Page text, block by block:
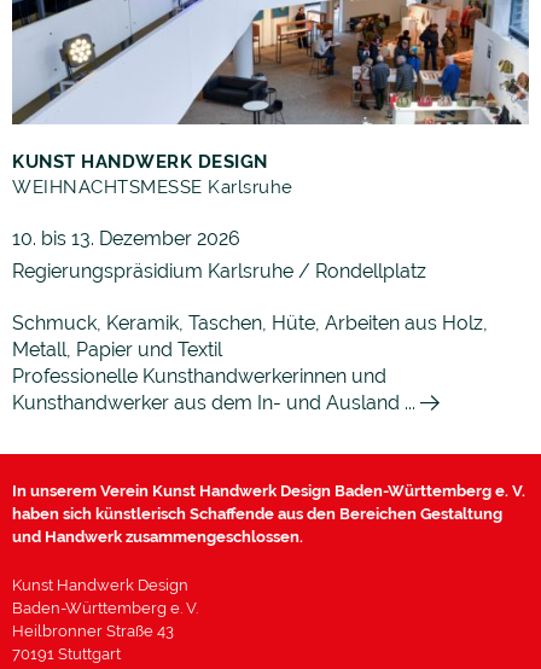
KUNST HANDWERK DESIGN
WEIHNACHTSMESSE Karlsruhe
10. bis 13. Dezember 2026
Regierungspräsidium Karlsruhe / Rondellplatz
Schmuck, Keramik, Taschen, Hüte, Arbeiten aus Holz,
Metall, Papier und Textil
Professionelle Kunsthandwerkerinnen und
Kunsthandwerker aus dem In- und Ausland ...
In unserem Verein Kunst Handwerk Design Baden-Württemberg e. V.
haben sich künstlerisch Schaffende aus den Bereichen Gestaltung
und Handwerk zusammengeschlossen.
Kunst Handwerk Design
Baden-Württemberg e. V.
Heilbronner Straße 43
70191 Stuttgart